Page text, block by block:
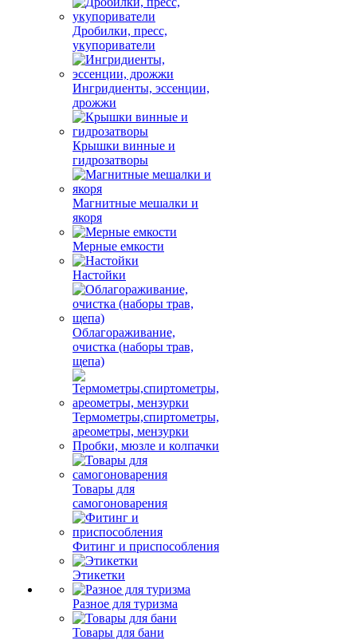
Дробилки, пресс,
укупориватели
Ингридиенты, эссенции,
дрожжи
Крышки винные и
гидрозатворы
Магнитные мешалки и
якоря
Мерные емкости
Настойки
Облагораживание,
очистка (наборы трав,
щепа)
Термометры,спиртометры,
ареометры, мензурки
Пробки, мюзле и колпачки
Товары для
самогоноварения
Фитинг и приспособления
Этикетки
Разное для туризма
Товары для бани